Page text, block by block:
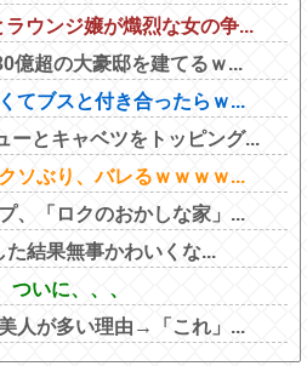
ラウンジ嬢が熾烈な女の争...
億超の大豪邸を建てるｗ...
てブスと付き合ったらｗ...
ーとキャベツをトッピング...
ソぶり、バレるｗｗｗｗ...
、「ロクのおかしな家」...
結果無事かわいくな...
いに、、、
人が多い理由→「これ」...